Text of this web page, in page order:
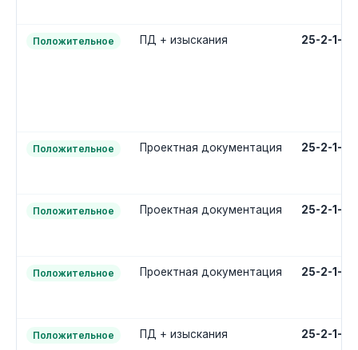
Положительное ПД + изыскания 25-2-1-
Положительное Проектная документация 25-2-1-
Положительное Проектная документация 25-2-1-
Положительное Проектная документация 25-2-1-
Положительное ПД + изыскания 25-2-1-